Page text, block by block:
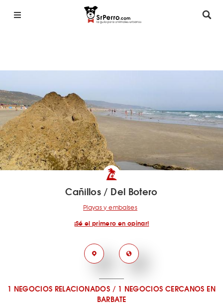
Cañillos / Del Botero
Playas y embalses
¡Sé el primero en opinar!
1 NEGOCIOS RELACIONADOS/ 1 NEGOCIOS CERCANOS EN
BARBATE